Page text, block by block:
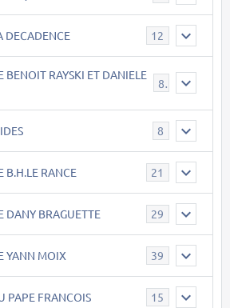
DECADENCE 12
BENOIT RAYSKI ET DANIELE
8
8
B.H.LE RANCE 21
DANY BRAGUETTE 29
YANN MOIX 39
PAPE FRANCOIS 15